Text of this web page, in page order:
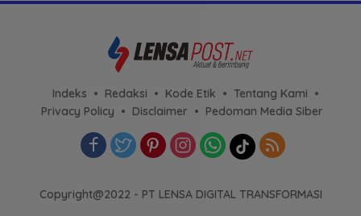
Indeks Redaksi Kode Etik
Tentang Kami
Privacy Policy
Disclaimer Pedoman Media Siber
Copyright@2022 - PT LENSA DIGITAL TRANSFORMASI